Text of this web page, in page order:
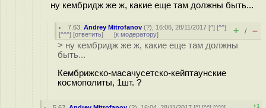
ну кембридж же ж, какие еще там должны быть...
7.63 ,Andrey Mitrofanov (?), 16:06, 28/11/2017 [^] [^^]
[^^^] [ответить] [к модератору] + / –
> ну кембридж же ж, какие еще там должны
быть...
Кембрижско-масачусетско-кейптаунские
космополиты, 1шт. ?
+1